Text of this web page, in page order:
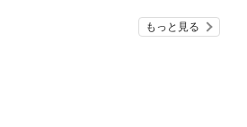
もっと見る